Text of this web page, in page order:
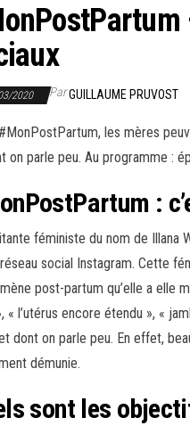
2020 ParGUILLAUME PRUVOST
les mères
on parle peu. Au programme :
:
féministe du nom de Illana
social Instagram. Cette
post-partum qu’elle a elle
« l’utérus encore étendu », «
dont on parle peu. En effet,
démunie.
sont les